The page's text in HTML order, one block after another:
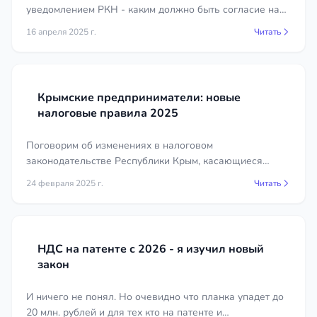
Налогового кодекса РФ и сложившуюся практику.
потребуется доступ к документам, отражающим
деятельность компании. Точный перечень зависит
Учредительные документы: устав,
выписка из ЕГРЮЛ или ЕГРИП.
Переписка с контрагентами,
контролирующими органами или
Акты, требования, уведомления и
уведомлением РКН - каким должно быть согласие на
сайте, нужно ли уведомлять пользователя при
обработке cookie, считается ли гугл аналитика сбором
16 апреля 2025 г. Читать
Крымские предприниматели: новые
налоговые правила 2025
Поговорим об изменениях в налоговом
законодательстве Республики Крым, касающиеся
упрощенной системы налогообложения (УСН).
24 февраля 2025 г. Читать
НДС на патенте с 2026 - я изучил новый
закон
И ничего не понял. Но очевидно что планка упадет до
20 млн. рублей и для тех кто на патенте и